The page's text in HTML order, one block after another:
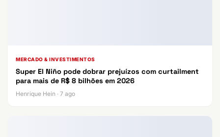
MERCADO & INVESTIMENTOS
Super El Niño pode dobrar prejuízos com curtailment
para mais de R$ 8 bilhões em 2026
Henrique Hein · 7 ago